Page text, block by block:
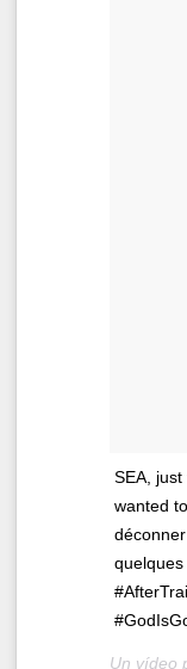
SEA,
wanted
quelques